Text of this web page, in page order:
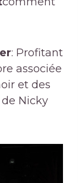
: Profitant
associée
et des
de Nicky